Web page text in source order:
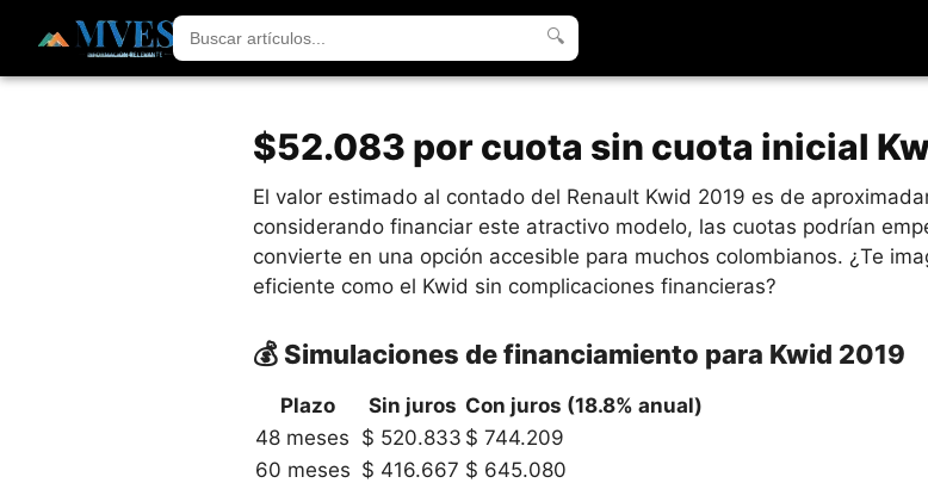
🔍
$52.083 por cuota sin cuota inicial
El valor estimado al contado del Renault Kwid 2019 es de
considerando financiar este atractivo modelo, las cuotas podrían
convierte en una opción accesible para muchos colombianos. ¿Te
eficiente como el Kwid sin complicaciones financieras?
💰 Simulaciones de financiamiento para Kwid 2019
Plazo Sin juros Con juros (18.8% anual)
48 meses $ 520.833 $ 744.209
60 meses $ 416.667 $ 645.080